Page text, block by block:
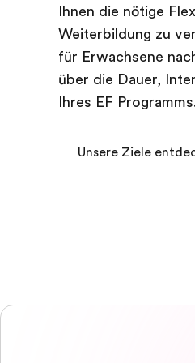
Ihnen die nötige
Weiterbildung zu
für Erwachsene
über die Dauer,
Ihres EF
Unsere Ziele